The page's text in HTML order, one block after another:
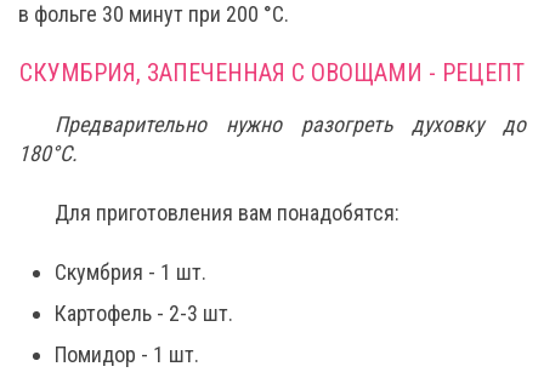
в фольге 30 минут при 200 °C.
СКУМБРИЯ, ЗАПЕЧЕННАЯ С ОВОЩАМИ - РЕЦЕПТ
Предварительно нужно разогреть духовку до
180°C.
Для приготовления вам понадобятся:
Скумбрия - 1 шт.
Картофель - 2-3 шт.
Помидор - 1 шт.